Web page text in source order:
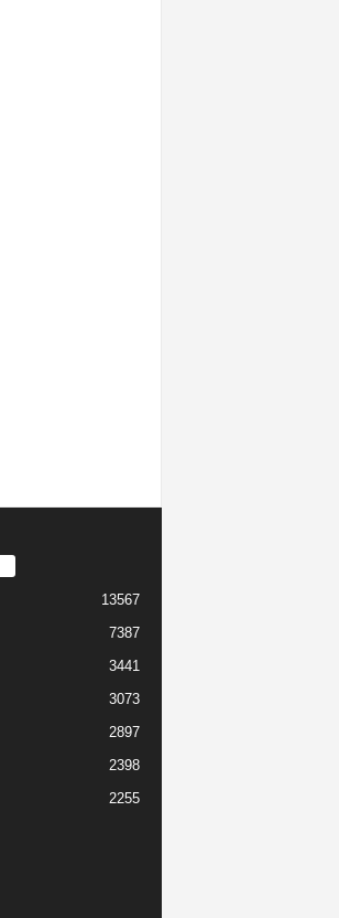
13567
7387
3441
3073
2897
2398
2255